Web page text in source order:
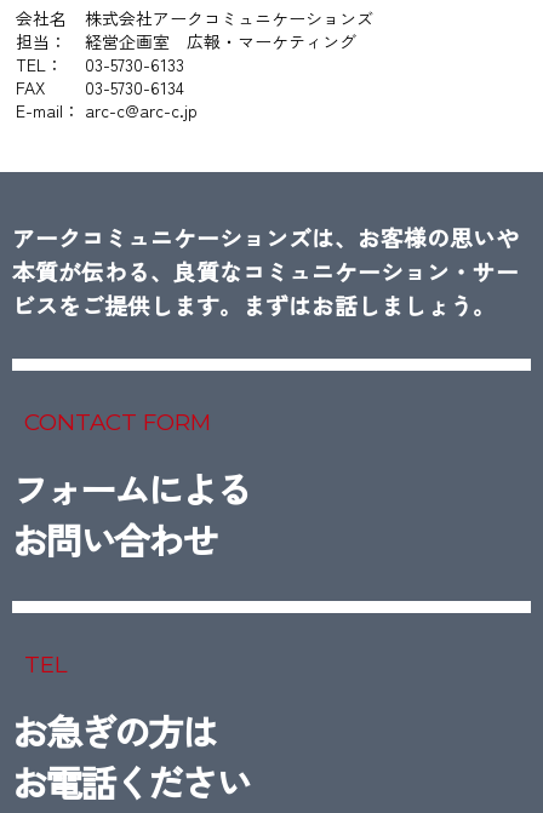
会社名
株式会社アークコミュニケーションズ
担当：
経営企画室 広報・マーケティング
TEL：
03-5730-6133
FAX
03-5730-6134
E-mail： arc-c@arc-c.jp
アークコミュニケーションズは、お客様の思いや
本質が伝わる、良質なコミュニケーション・サー
ビスをご提供します。まずはお話しましょう。
CONTACT FORM
フォームによる
お問い合わせ
TEL
お急ぎの方は
お電話ください